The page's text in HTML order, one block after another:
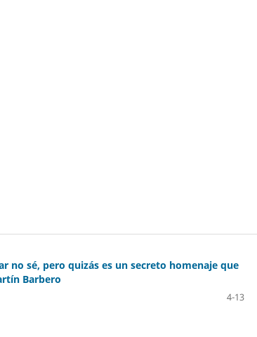
no sé, pero quizás es un secreto homenaje que
Barbero
4-13